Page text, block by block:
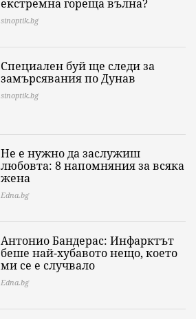
екстремна гореща вълна?
sinoptik.bg
Специален буй ще следи за
замърсявания по Дунав
sinoptik.bg
Не е нужно да заслужиш
любовта: 8 напомняния за всяка
жена
Edna.bg
Антонио Бандерас: Инфарктът
беше най-хубавото нещо, което
ми се е случвало
Edna.bg